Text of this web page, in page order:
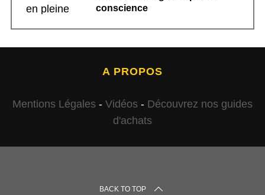
conscience
A PROPOS
Mentions Légales - Vidéos - Découvrez nos guides
d'achats
BACK TO TOP